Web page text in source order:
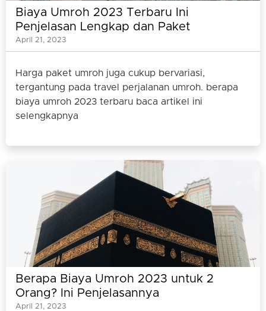
Biaya Umroh 2023 Terbaru Ini
Penjelasan Lengkap dan Paket
Umrohnya
April 21, 2023
Harga paket umroh juga cukup bervariasi,
tergantung pada travel perjalanan umroh. berapa
biaya umroh 2023 terbaru baca artikel ini
selengkapnya
Berapa Biaya Umroh 2023 untuk 2
Orang? Ini Penjelasannya
April 21, 2023